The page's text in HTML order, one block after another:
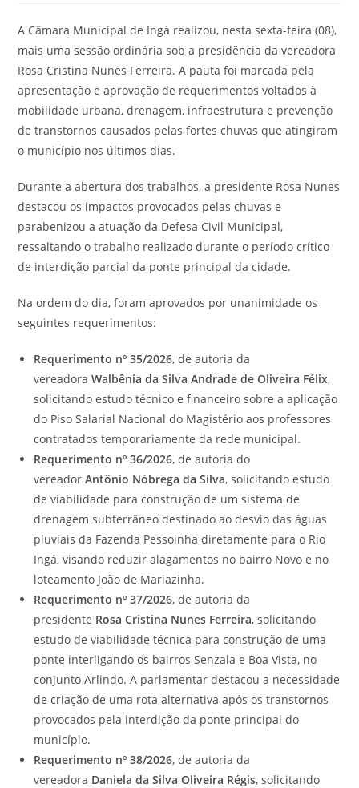
A Câmara Municipal de Ingá realizou, nesta sexta-feira (08),
mais uma sessão ordinária sob a presidência da vereadora
Rosa Cristina Nunes Ferreira. A pauta foi marcada pela
apresentação e aprovação de requerimentos voltados à
mobilidade urbana, drenagem, infraestrutura e prevenção
de transtornos causados pelas fortes chuvas que atingiram
o município nos últimos dias.
Durante a abertura dos trabalhos, a presidente Rosa Nunes
destacou os impactos provocados pelas chuvas e
parabenizou a atuação da Defesa Civil Municipal,
ressaltando o trabalho realizado durante o período crítico
de interdição parcial da ponte principal da cidade.
Na ordem do dia, foram aprovados por unanimidade os
seguintes requerimentos:
Requerimento nº 35/2026, de autoria da
vereadoraWalbênia da Silva Andrade de Oliveira Félix,
solicitando estudo técnico e financeiro sobre a aplicação
do Piso Salarial Nacional do Magistério aos professores
contratados temporariamente da rede municipal.
Requerimento nº 36/2026, de autoria do
vereadorAntônio Nóbrega da Silva, solicitando estudo
de viabilidade para construção de um sistema de
drenagem subterrâneo destinado ao desvio das águas
pluviais da Fazenda Pessoinha diretamente para o Rio
Ingá, visando reduzir alagamentos no bairro Novo e no
loteamento João de Mariazinha.
Requerimento nº 37/2026, de autoria da
presidente Rosa Cristina Nunes Ferreira, solicitando
estudo de viabilidade técnica para construção de uma
ponte interligando os bairros Senzala e Boa Vista, no
conjunto Arlindo. A parlamentar destacou a necessidade
de criação de uma rota alternativa após os transtornos
provocados pela interdição da ponte principal do
município.
Requerimento nº 38/2026, de autoria da
vereadora Daniela da Silva Oliveira Régis, solicitando